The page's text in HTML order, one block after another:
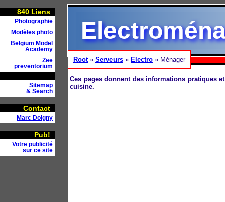
840 Liens
Photographie
Modèles photo
Belgium Model
Academy
Zee
preventorium
Sitemap
& Search
Contact
Marc Doigny
Pub!
Votre publicité
sur ce site
Root» Serveurs » Electro » Ménager
Ces pages donnent des informations pratiques
cuisine.